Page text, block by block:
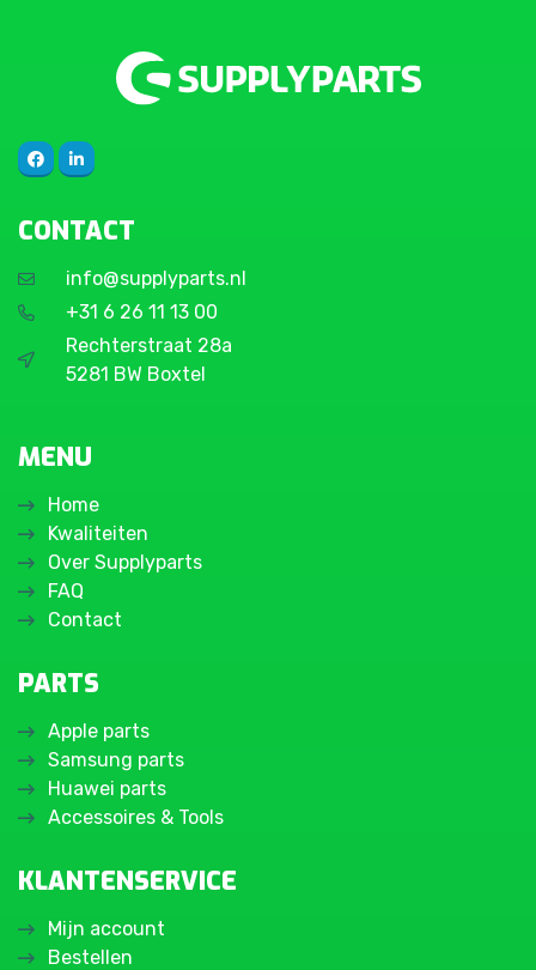
CONTACT
info@supplyparts.nl
+31 6 26 11 13 00
Rechterstraat 28a
5281 BW Boxtel
MENU
Home
Kwaliteiten
Over Supplyparts
FAQ
Contact
PARTS
Apple parts
Samsung parts
Huawei parts
Accessoires & Tools
KLANTENSERVICE
Mijn account
Bestellen